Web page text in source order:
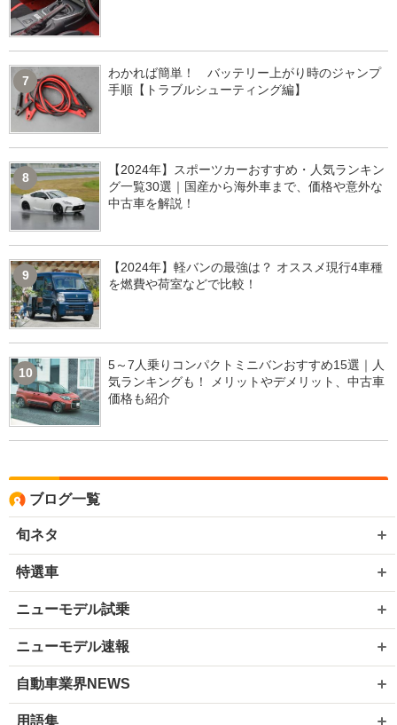
7
わかれば簡単！ バッテリー上がり時のジャンプ
手順【トラブルシューティング編】
8
【2024年】スポーツカーおすすめ・人気ランキン
グ一覧30選｜国産から海外車まで、価格や意外な
中古車を解説！
9
【2024年】軽バンの最強は？ オススメ現行4車種
を燃費や荷室などで比較！
10
5～7人乗りコンパクトミニバンおすすめ15選｜人
気ランキングも！ メリットやデメリット、中古車
価格も紹介
ブログ一覧
旬ネタ
特選車
ニューモデル試乗
ニューモデル速報
自動車業界NEWS
用語集